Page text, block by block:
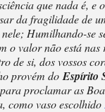
que nada é, e
da fragilidade de
nele; Humilhando-se
o valor não está
de si, dos vossos
provém doEspírito
proclamar as
como vaso escolhido